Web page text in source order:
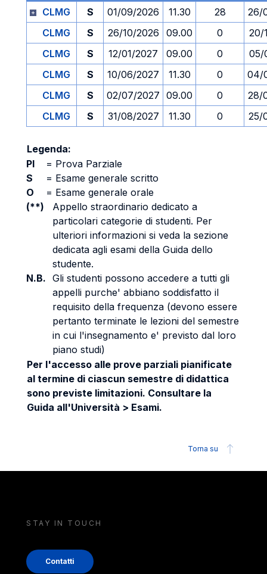
CLMG S 01/09/2026 11.30 28
26/
CLMG
S 26/10/2026 09.00 0
20/
CLMG
S 12/01/2027 09.00 0
05/
CLMG
S 10/06/2027 11.30 0
04/
CLMG
S 02/07/2027 09.00 0
28/
CLMG
S 31/08/2027 11.30 0 25/
Legenda:
PI
= Prova Parziale
S
= Esame generale scritto
O
= Esame generale orale
(**)
Appello straordinario dedicato a
particolari categorie di studenti. Per
ulteriori informazioni si veda la sezione
dedicata agli esami della Guida dello
studente.
N.B. Gli studenti possono accedere a tutti gli
appelli purche' abbiano soddisfatto il
requisito della frequenza (devono essere
pertanto terminate le lezioni del semestre
in cui l'insegnamento e' previsto dal loro
piano studi)
Per l'accesso alle prove parziali pianificate
al termine di ciascun semestre di didattica
sono previste limitazioni. Consultare la
Guida all'Università > Esami.
Torna su
STAY IN TOUCH
Contatti